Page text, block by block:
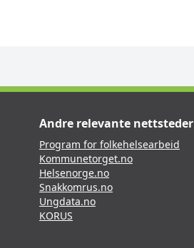
Andre relevante nettsteder
Program for folkehelsearbeid
Kommunetorget.no
Helsenorge.no
Snakkomrus.no
Ungdata.no
KORUS